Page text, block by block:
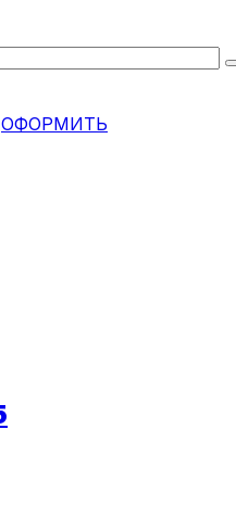
ОФОРМИТЬ